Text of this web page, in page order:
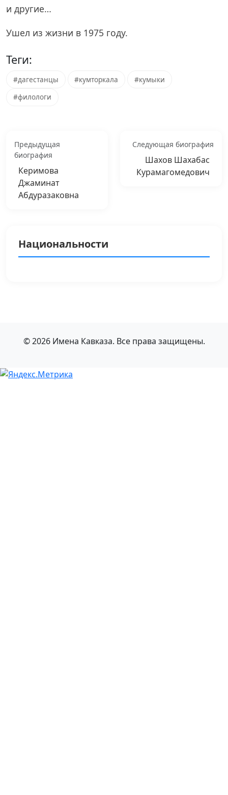
и другие…
Ушел из жизни в 1975 году.
Теги:
#дагестанцы #кумторкала
#кумыки
#филологи
Предыдущая
биография
Керимова
Джаминат
Абдуразаковна
Следующая биография
Шахов Шахабас
Курамагомедович
Национальности
© 2026 Имена Кавказа. Все права защищены.